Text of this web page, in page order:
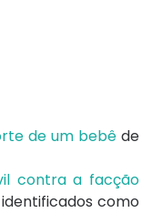
de um bebêde
contra a facção
como